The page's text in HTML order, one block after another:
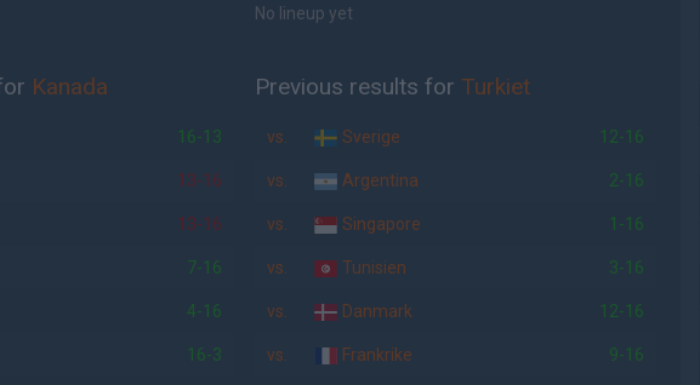
No lineup yet
Kanada
16-13
13-16
13-16
7-16
4-16
16-3
Previous results for Turkiet
vs. Sverige 12-16
vs. Argentina 2-16
vs. Singapore 1-16
vs. Tunisien 3-16
vs. Danmark 12-16
vs. Frankrike 9-16